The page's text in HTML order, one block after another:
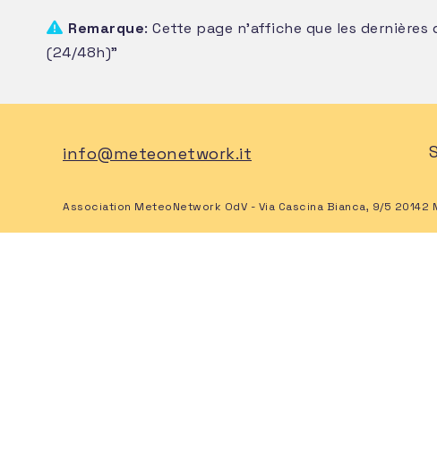
Remarque: Cette page n'affiche que les
(24/48h)"
info@meteonetwork.it
Association MeteoNetwork OdV - Via Cascina Bianca, 9/5